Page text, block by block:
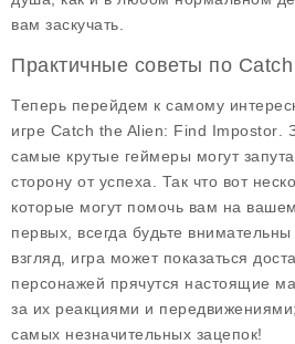
вам заскучать.
Практичные советы по
Теперь перейдем к самому
игре Catch the Alien: Find Impostor .
самые крутые геймеры могут
сторону от успеха. Так что вот
которые могут помочь вам на
первых, всегда будьте
взгляд, игра может показаться
персонажей прячутся настоящие
за их реакциями и
самых незначительных зацепок!